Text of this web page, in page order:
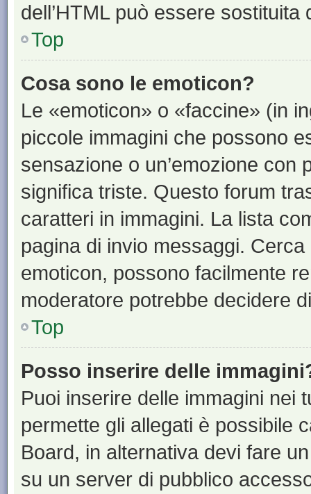
dell’HTML può essere sostituita
Top
Cosa sono le emoticon?
Le «emoticon» o «faccine» (in
piccole immagini che possono
sensazione o un’emozione
significa triste. Questo forum
caratteri in immagini. La lista
pagina di invio messaggi.
emoticon, possono facilmente
moderatore potrebbe decidere
Top
Posso inserire delle
Puoi inserire delle immagini nei
permette gli allegati è possibile
Board, in alternativa devi fare
su un server di pubblico